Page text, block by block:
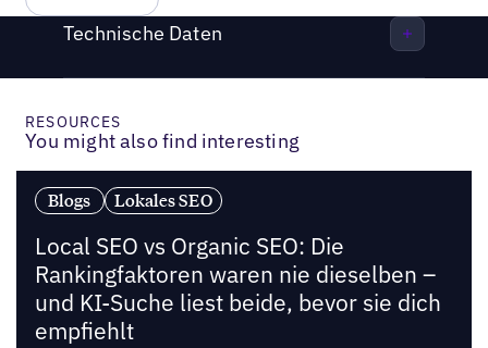
Technische Daten
RESOURCES
You might also find interesting
Blogs Lokales SEO
Local SEO vs Organic SEO: Die
Rankingfaktoren waren nie dieselben –
und KI-Suche liest beide, bevor sie dich
empfiehlt